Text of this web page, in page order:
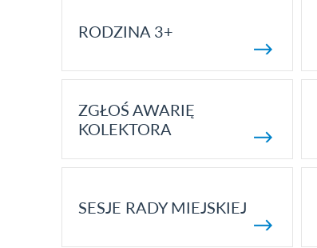
RODZINA 3+
ZGŁOŚ AWARIĘ
KOLEKTORA
SESJE RADY MIEJSKIEJ